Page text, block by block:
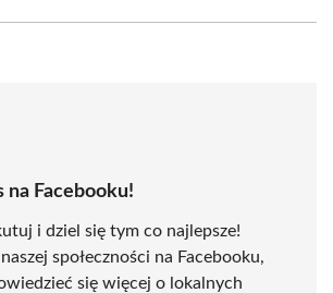
na Facebooku!
i dziel się tym co najlepsze!
społeczności na Facebooku,
się więcej o lokalnych